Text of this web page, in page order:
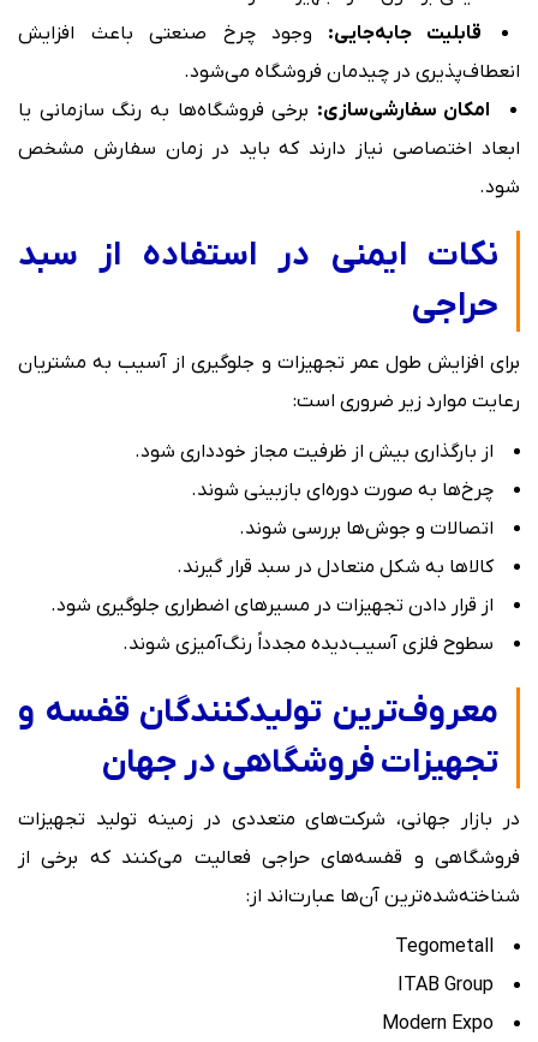
قابلیت جابه‌جایی: وجود چرخ صنعتی باعث افزایش
انعطاف‌پذیری در چیدمان فروشگاه می‌شود.
امکان سفارشی‌سازی: برخی فروشگاه‌ها به رنگ سازمانی یا
ابعاد اختصاصی نیاز دارند که باید در زمان سفارش مشخص
شود.
نکات ایمنی در استفاده از سبد
حراجی
برای افزایش طول عمر تجهیزات و جلوگیری از آسیب به مشتریان
رعایت موارد زیر ضروری است:
از بارگذاری بیش از ظرفیت مجاز خودداری شود.
چرخ‌ها به صورت دوره‌ای بازبینی شوند.
اتصالات و جوش‌ها بررسی شوند.
کالاها به شکل متعادل در سبد قرار گیرند.
از قرار دادن تجهیزات در مسیرهای اضطراری جلوگیری شود.
سطوح فلزی آسیب‌دیده مجدداً رنگ‌آمیزی شوند.
معروف‌ترین تولیدکنندگان قفسه و
تجهیزات فروشگاهی در جهان
در بازار جهانی، شرکت‌های متعددی در زمینه تولید تجهیزات
فروشگاهی و قفسه‌های حراجی فعالیت می‌کنند که برخی از
شناخته‌شده‌ترین آن‌ها عبارت‌اند از:
Tegometall
ITAB Group
Modern Expo